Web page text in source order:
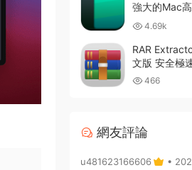
強大的Mac
4.69k
RAR
文版 安全極
器 466
網友評論
u481623166606 •